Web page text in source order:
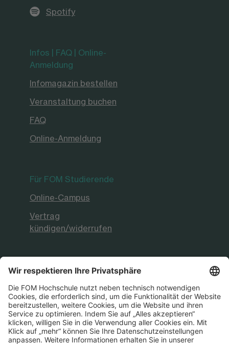
Spotify
Infos | FAQ | Online-
Anmeldung
Infomagazin bestellen
Veranstaltung buchen
FAQ
Online-Anmeldung
Für FOM Studierende
Online-Campus
Vertrag
kündigen/widerrufen
FOM Hochschule
Aktuelles & Presse
FOM International
FOM German-Sino School